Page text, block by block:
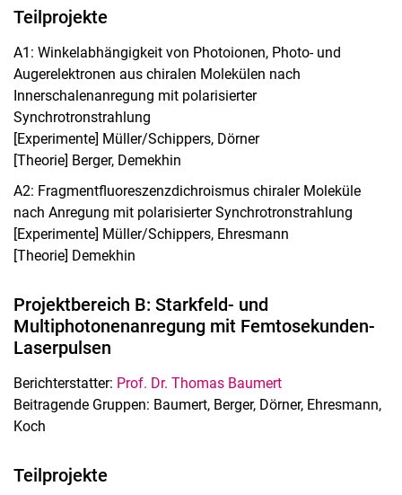
ELCH-Intern
Teilprojekte
A1: Winkelabhängigkeit von Photoionen, Photo- und
Augerelektronen aus chiralen Molekülen nach
Innerschalenanregung mit polarisierter
Synchrotronstrahlung
[Experimente] Müller/Schippers, Dörner
[Theorie] Berger, Demekhin
A2: Fragmentfluoreszenzdichroismus chiraler Moleküle
nach Anregung mit polarisierter Synchrotronstrahlung
[Experimente] Müller/Schippers, Ehresmann
[Theorie] Demekhin
Projektbereich B: Starkfeld- und
Multiphotonenanregung mit Femtosekunden-
Laserpulsen
Berichterstatter: Prof. Dr. Thomas Baumert
Beitragende Gruppen: Baumert, Berger, Dörner, Ehresmann,
Koch
Teilprojekte